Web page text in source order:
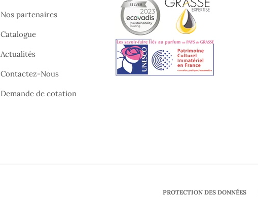
Nos partenaires
Catalogue
Actualités
Contactez-Nous
Demande de cotation
PROTECTION DES DONNÉES